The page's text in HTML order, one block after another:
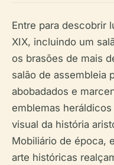
Entre para descobrir
XIX, incluindo um
os brasões de mais
salão de assembleia
abobadados e
emblemas
visual da história
Mobiliário de época,
arte históricas